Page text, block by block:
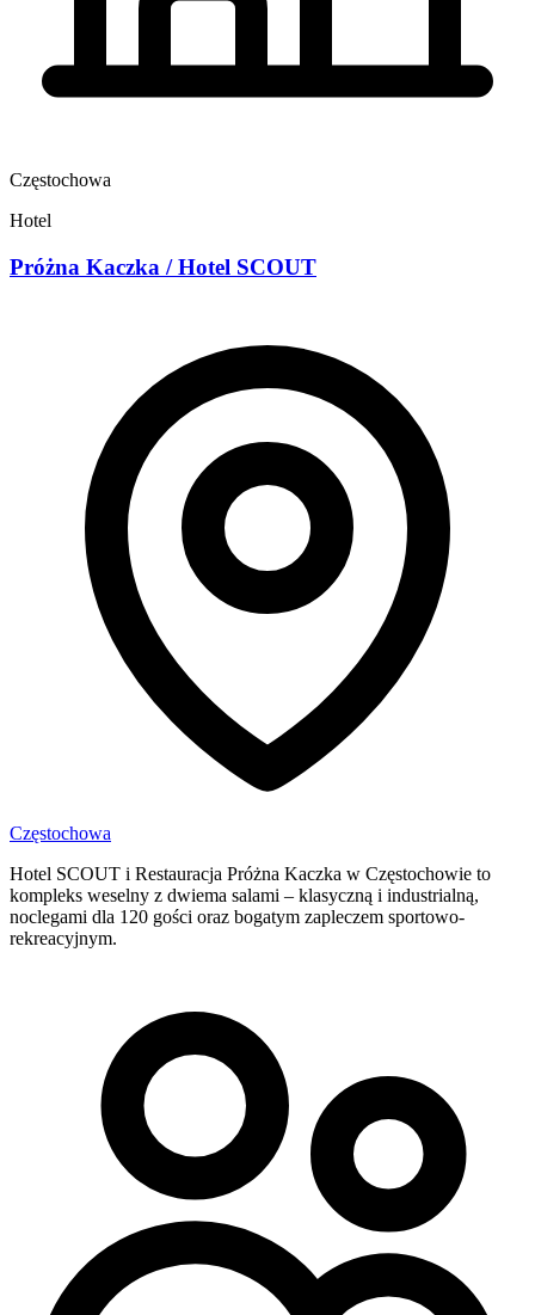
Częstochowa
Hotel
Próżna Kaczka / Hotel SCOUT
Częstochowa
Hotel SCOUT i Restauracja Próżna Kaczka w Częstochowie to
kompleks weselny z dwiema salami – klasyczną i industrialną,
noclegami dla 120 gości oraz bogatym zapleczem sportowo-
rekreacyjnym.